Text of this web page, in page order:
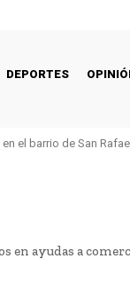
DEPORTES
el barrio de San
en ayudas a